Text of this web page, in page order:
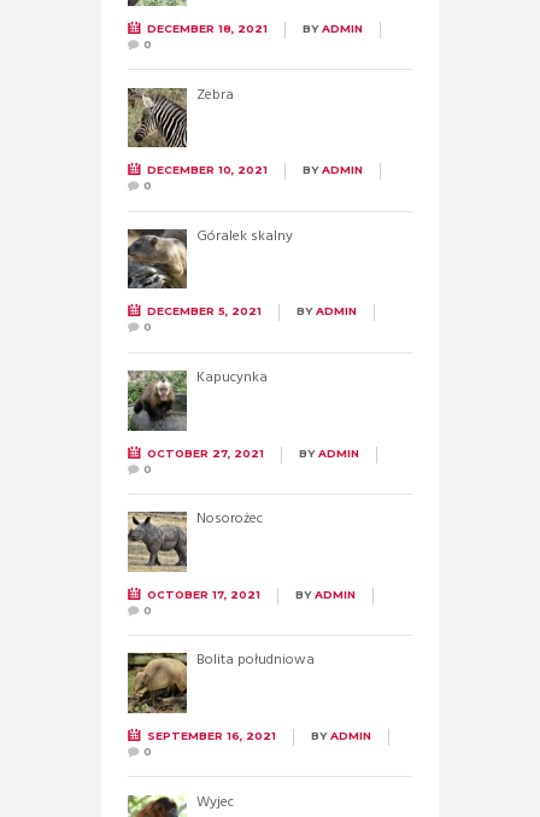
DECEMBER 18, 2021 BYADMIN
0
Zebra
DECEMBER 10, 2021 BYADMIN
0
Góralek skalny
DECEMBER 5, 2021 BYADMIN
0
Kapucynka
OCTOBER 27, 2021 BYADMIN
0
Nosorożec
OCTOBER 17, 2021 BYADMIN
0
Bolita południowa
SEPTEMBER 16, 2021 BYADMIN
0
Wyjec